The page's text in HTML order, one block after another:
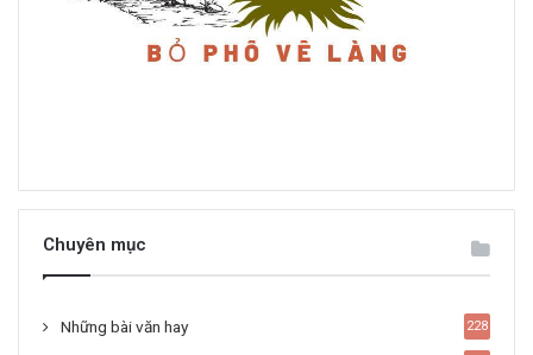
Chuyên mục
Những bài văn hay 228